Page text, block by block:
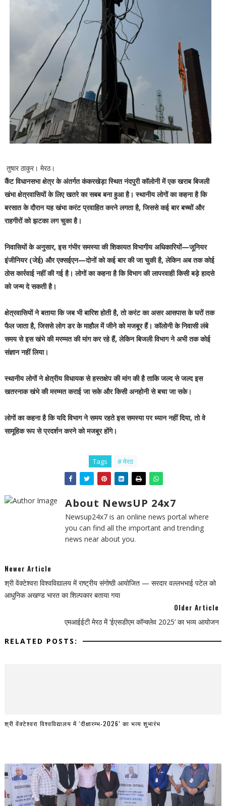
तुषार ठाकुर। मेरठ।
कैंट विधानसभा क्षेत्र के अंतर्गत कंकरखेड़ा स्थित नंदपुरी कॉलोनी में एक खराब बिजली
खंभा क्षेत्रवासियों के लिए खतरे का सबब बना हुआ है। स्थानीय लोगों का कहना है कि
बरसात के दौरान यह खंभा करंट प्रवाहित करने लगता है, जिससे कई बार बच्चों और
राहगीरों को झटका लग चुका है।
निवासियों के अनुसार, इस गंभीर समस्या की शिकायत विभागीय अधिकारियों—जूनियर
इंजीनियर (जेई) और एक्सईएन—दोनों को कई बार की जा चुकी है, लेकिन अब तक कोई
ठोस कार्रवाई नहीं की गई है। लोगों का कहना है कि विभाग की लापरवाही किसी बड़े हादसे
को जन्म दे सकती है।
क्षेत्रवासियों ने बताया कि जब भी बारिश होती है, तो करंट का असर आसपास के घरों तक
फैल जाता है, जिससे लोग डर के माहौल में जीने को मजबूर हैं। कॉलोनी के निवासी लंबे
समय से इस खंभे की मरम्मत की मांग कर रहे हैं, लेकिन बिजली विभाग ने अभी तक कोई
संज्ञान नहीं लिया।
स्थानीय लोगों ने क्षेत्रीय विधायक से हस्तक्षेप की मांग की है ताकि जल्द से जल्द इस
खतरनाक खंभे की मरम्मत कराई जा सके और किसी अनहोनी से बचा जा सके।
लोगों का कहना है कि यदि विभाग ने समय रहते इस समस्या पर ध्यान नहीं दिया, तो वे
सामूहिक रूप से प्रदर्शन करने को मजबूर होंगे।
Tags # मेरठ
About NewsUP 24x7
Newsup24x7 is an online news portal where
you can find all the important and trending
news near about you.
Newer Article
श्री वेंक्टेश्वरा विश्वविद्यालय में राष्ट्रीय संगोष्ठी आयोजित — सरदार वल्लभभाई पटेल को
आधुनिक अखण्ड भारत का शिल्पकार बताया गया
Older Article
एमआईईटी मेरठ में ‘ईएसडीएम कॉन्क्लेव 2025’ का भव्य आयोजन
RELATED POSTS:
श्री वेंक्टेश्वरा विश्वविद्यालय में ‘दीक्षारम्भ-2026’ का भव्य शुभारंभ